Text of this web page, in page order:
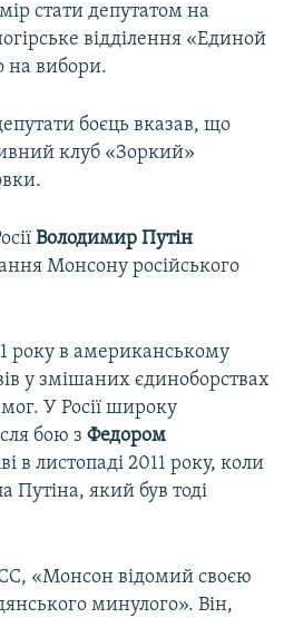
стати депутатом на
відділення «Единой
на вибори.
боєць вказав, що
клуб «Зоркий»
Володимир Путін
Монсону російського
року в американському
у змішаних єдиноборствах
У Росії широку
бою з Федором
в листопаді 2011 року, коли
Путіна, який був тоді
«Монсон відомий своєю
минулого». Він,